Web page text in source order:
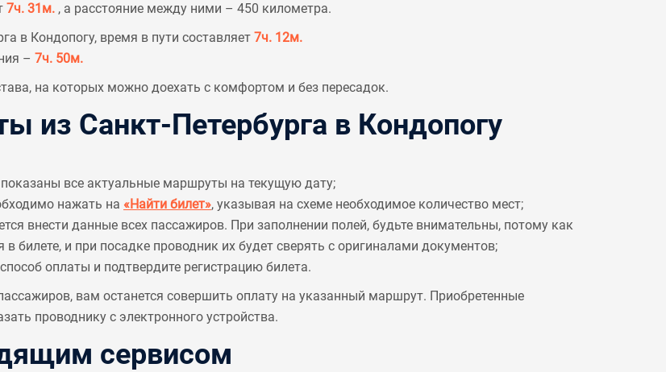
7ч. 31м. , а расстояние между ними – 450 километра.
в Кондопогу, время в пути составляет 7ч. 12м.
– 7ч. 50м.
на которых можно доехать с комфортом и без пересадок.
из Санкт-Петербурга в Кондопогу
все актуальные маршруты на текущую дату;
нажать на «Найти билет», указывая на схеме необходимое количество мест;
внести данные всех пассажиров. При заполнении полей, будьте внимательны, потому как
билете, и при посадке проводник их будет сверять с оригиналами документов;
оплаты и подтвердите регистрацию билета.
вам останется совершить оплату на указанный маршрут. Приобретенные
проводнику с электронного устройства.
сервисом